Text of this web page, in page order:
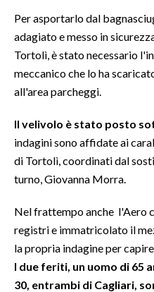
SARDI NEL MONDO
NOTIZIE
EVENTI
3 MINUTI CON
INSULARITÀ
INFO AZIENDE
ABBONATI
ANNUNCI
Per asportarlo dal
adagiato e messo in
Tortolì, è stato necessario
meccanico che lo ha
all'area parcheggi.
Il velivolo è stato posto
indagini sono affidate ai
di Tortolì, coordinati dal
turno, Giovanna Morra.
Nel frattempo anche l'Aero
registri e immatricolato il
la propria indagine per
I due feriti, un uomo di 65
30, entrambi di Cagliari,